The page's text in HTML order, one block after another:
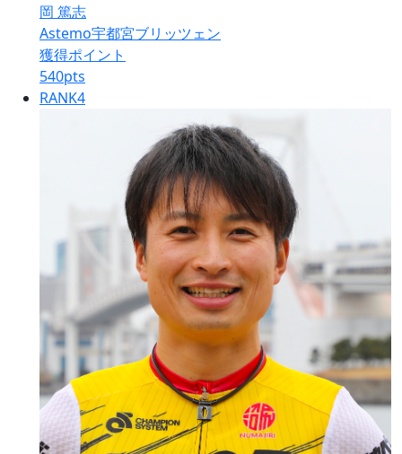
岡 篤志
Astemo宇都宮ブリッツェン
獲得ポイント
540pts
RANK4